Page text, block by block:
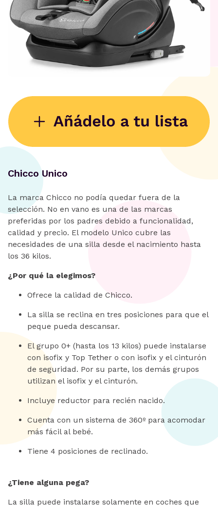
Chicco Unico
La marca Chicco no podía quedar fuera de la
selección. No en vano es una de las marcas
preferidas por los padres debido a funcionalidad,
calidad y precio. El modelo Unico cubre las
necesidades de una silla desde el nacimiento hasta
los 36 kilos.
¿Por qué la elegimos?
Ofrece la calidad de Chicco.
La silla se reclina en tres posiciones para que el
peque pueda descansar.
El grupo 0+ (hasta los 13 kilos) puede instalarse
con isofix y Top Tether o con isofix y el cinturón
de seguridad. Por su parte, los demás grupos
utilizan el isofix y el cinturón.
Incluye reductor para recién nacido.
Cuenta con un sistema de 360º para acomodar
más fácil al bebé.
Tiene 4 posiciones de reclinado.
¿Tiene alguna pega?
La silla puede instalarse solamente en coches que